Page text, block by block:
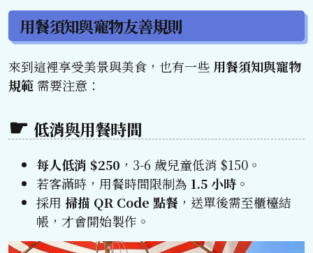
用餐須知與寵物友善規則
來到這裡享受美景與美食，也有一些 用餐須知與寵物
規範需要注意：
低消與用餐時間
每人低消 $250 ，3-6 歲兒童低消 $150。
若客滿時，用餐時間限制為 1.5 小時 。
採用 掃描 QR Code 點餐 ，送單後需至櫃檯結
帳，才會開始製作。